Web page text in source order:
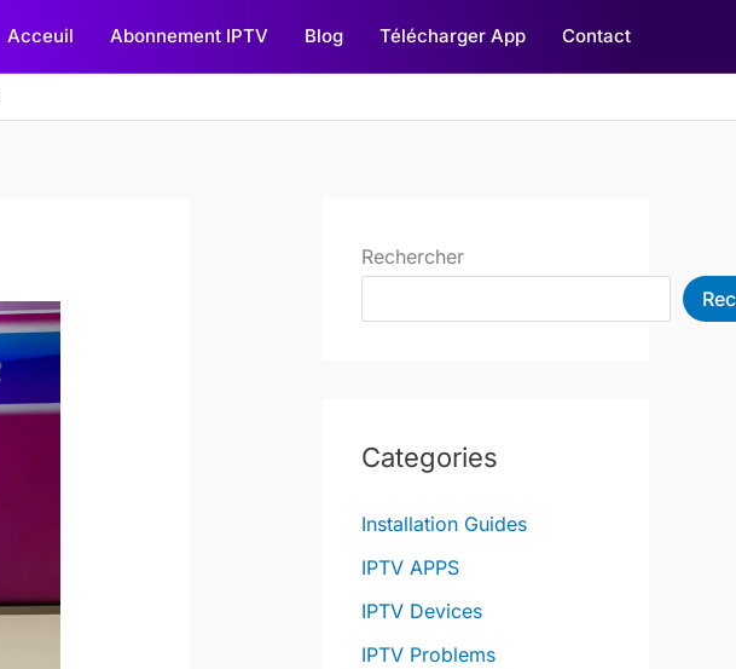
Acceuil Abonnement IPTV Blog Télécharger App Contact
Rechercher
Categories
Installation Guides
IPTV APPS
IPTV Devices
IPTV Problems